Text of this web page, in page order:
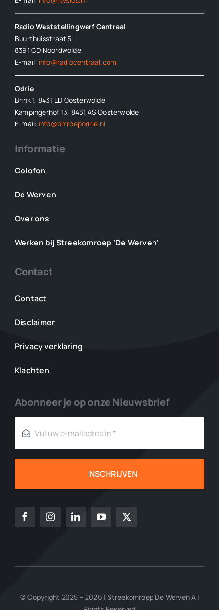
Radio Weststellingwerf Centraal
Buurthuisstraat 5
8391 CD Noordwolde
E-mail: info@radiocentraal.com
Odrie
Brink 1, 8431 LD Oosterwolde
Kampingerhof 13, 8431 AS Oosterwolde
E-mail: info@omroepodrie.nl
Informatie
Colofon
De Werven
Over ons
Werken bij Streekomroep ‘De Werven’
Contact
Contact
Disclaimer
Privacy verklaring
Klachten
Abonneer je op onze Nieuwsbrief
INSCHRIJVEN
© Copyright 2025 – 2026 | Streekomroep De Werven All